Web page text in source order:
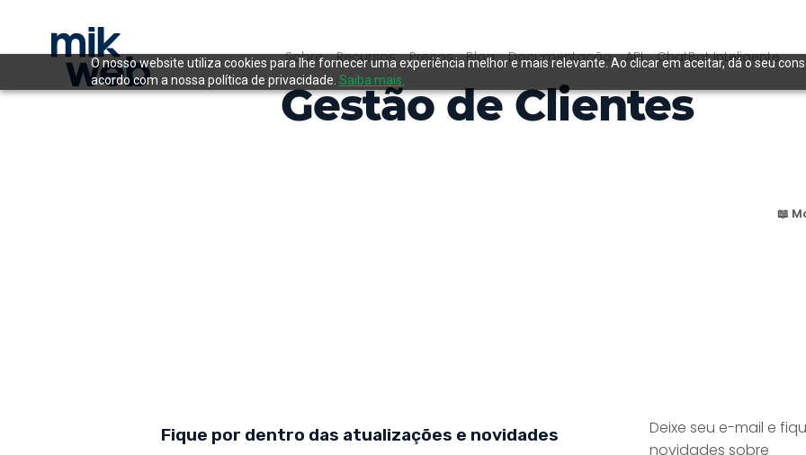
O nosso website utiliza cookies para lhe fornecer uma experiência melhor e mais relevante. Ao clicar em aceitar, dá o seu
acordo com a nossa política de privacidade. Saiba mais.
Sobre Recursos Preços Blog Documentação API ChatBot Inteligente
Gestão de Clientes
📖
Fique por dentro das atualizações e novidades
Deixe seu e-mail e
novidades sobre